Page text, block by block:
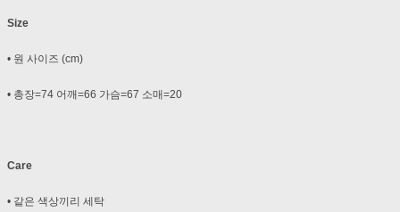
Size
• 원 사이즈 (cm)
• 총장=74 어깨=66 가슴=67 소매=20
Care
• 같은 색상끼리 세탁